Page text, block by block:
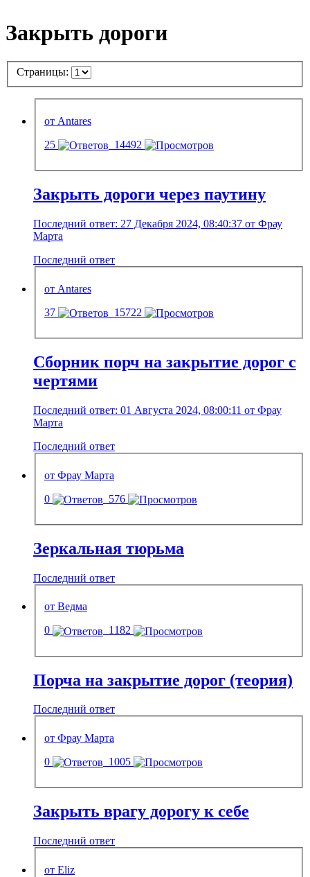
Закрыть дороги
Страницы:
от Antares
25
14492
Закрыть дороги через паутину
Последний ответ: 27 Декабря 2024, 08:40:37 от Фрау
Марта
Последний ответ
от Antares
37
15722
Сборник порч на закрытие дорог с
чертями
Последний ответ: 01 Августа 2024, 08:00:11 от Фрау
Марта
Последний ответ
от Фрау Марта
0
576
Зеркальная тюрьма
Последний ответ
от Ведма
0
1182
Порча на закрытие дорог (теория)
Последний ответ
от Фрау Марта
0
1005
Закрыть врагу дорогу к себе
Последний ответ
от Eliz